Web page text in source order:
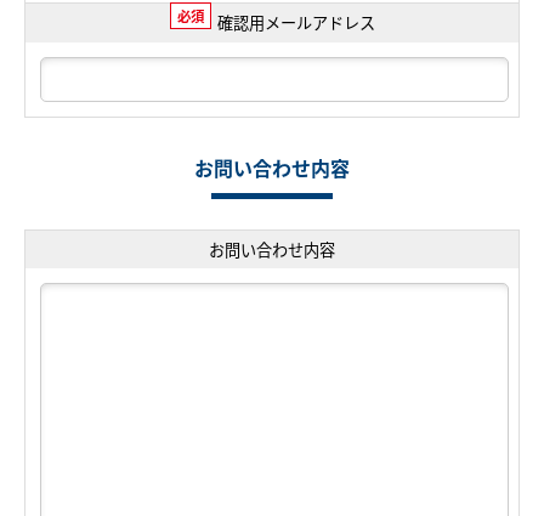
必須 確認用メールアドレス
お問い合わせ内容
お問い合わせ内容